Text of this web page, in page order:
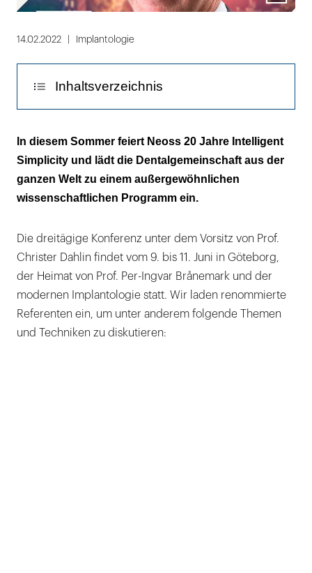
Lightbox
14.02.2022 Implantologie
Inhaltsverzeichnis
Aber das ist nicht alles!
In diesem Sommer feiert Neoss 20 Jahre Intelligent
Simplicity und lädt die Dentalgemeinschaft aus der
ganzen Welt zu einem außergewöhnlichen
wissenschaftlichen Programm ein.
Die dreitägige Konferenz unter dem Vorsitz von Prof.
Christer Dahlin findet vom 9. bis 11. Juni in Göteborg,
der Heimat von Prof. Per-Ingvar Brånemark und der
modernen Implantologie statt. Wir laden renommierte
Referenten ein, um unter anderem folgende Themen
und Techniken zu diskutieren: